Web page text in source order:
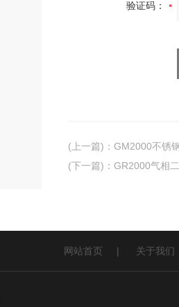
验证码：
(上一篇) ： GM2000不锈
(下一篇) ： GR2000气相
网站首页 | 关于我们